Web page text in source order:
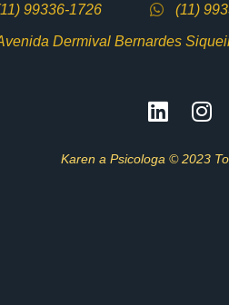
99336-1726 (11)
Dermival Bernardes
Karen a Psicologa © 2023